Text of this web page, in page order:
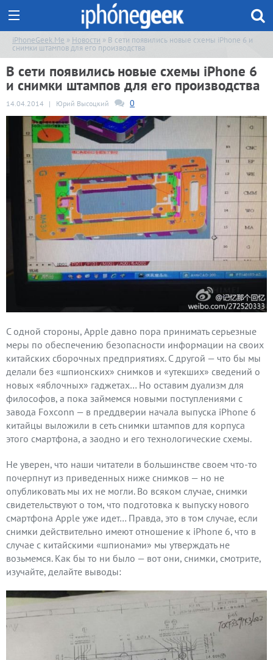
iPhoneGeek.Me » Новости » В сети появились новые схемы iPhone 6 и
снимки штампов для его производства
В сети появились новые схемы iPhone 6
и снимки штампов для его производства
14.04.2014 | Юрий Высоцкий 0
С одной стороны, Apple давно пора принимать серьезные
меры по обеспечению безопасности информации на своих
китайских сборочных предприятиях. С другой — что бы мы
делали без «шпионских» снимков и «утекших» сведений о
новых «яблочных» гаджетах… Но оставим дуализм для
философов, а пока займемся новыми поступлениями с
завода Foxconn — в преддверии начала выпуска iPhone 6
китайцы выложили в сеть снимки штампов для корпуса
этого смартфона, а заодно и его технологические схемы.
Не уверен, что наши читатели в большинстве своем что-то
почерпнут из приведенных ниже снимков — но не
опубликовать мы их не могли. Во всяком случае, снимки
свидетельствуют о том, что подготовка к выпуску нового
смартфона Apple уже идет… Правда, это в том случае, если
снимки действительно имеют отношение к iPhone 6, что в
случае с китайскими «шпионами» мы утверждать не
возьмемся. Как бы то ни было — вот они, снимки, смотрите,
изучайте, делайте выводы: